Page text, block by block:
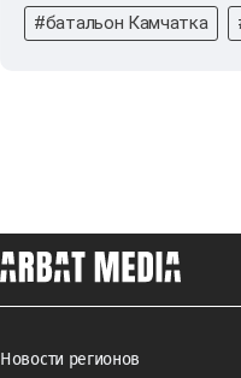
#батальон Камчатка
Новости регионов